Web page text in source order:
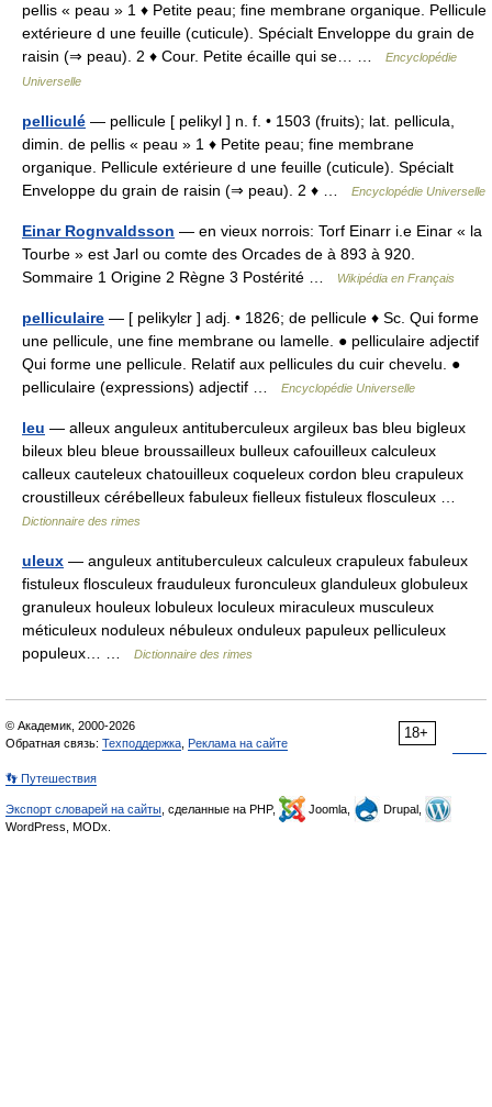
pellis « peau » 1 ♦ Petite peau; fine membrane organique. Pellicule
extérieure d une feuille (cuticule). Spécialt Enveloppe du grain de
raisin (⇒ peau). 2 ♦ Cour. Petite écaille qui se… …
Encyclopédie
Universelle
pelliculé — pellicule [ pelikyl ] n. f. • 1503 (fruits); lat. pellicula,
dimin. de pellis « peau » 1 ♦ Petite peau; fine membrane
organique. Pellicule extérieure d une feuille (cuticule). Spécialt
Enveloppe du grain de raisin (⇒ peau). 2 ♦ …
Encyclopédie Universelle
Einar Rognvaldsson — en vieux norrois: Torf Einarr i.e Einar « la
Tourbe » est Jarl ou comte des Orcades de à 893 à 920.
Sommaire 1 Origine 2 Règne 3 Postérité …
Wikipédia en Français
pelliculaire — [ pelikylɛr ] adj. • 1826; de pellicule ♦ Sc. Qui forme
une pellicule, une fine membrane ou lamelle. ● pelliculaire adjectif
Qui forme une pellicule. Relatif aux pellicules du cuir chevelu. ●
pelliculaire (expressions) adjectif …
Encyclopédie Universelle
leu — alleux anguleux antituberculeux argileux bas bleu bigleux
bileux bleu bleue broussailleux bulleux cafouilleux calculeux
calleux cauteleux chatouilleux coqueleux cordon bleu crapuleux
croustilleux cérébelleux fabuleux fielleux fistuleux flosculeux …
Dictionnaire des rimes
uleux — anguleux antituberculeux calculeux crapuleux fabuleux
fistuleux flosculeux frauduleux furonculeux glanduleux globuleux
granuleux houleux lobuleux loculeux miraculeux musculeux
méticuleux noduleux nébuleux onduleux papuleux pelliculeux
populeux… …
Dictionnaire des rimes
18+
© Академик, 2000-2026
Обратная связь: Техподдержка Реклама на сайте
👣 Путешествия
Экспорт словарей на сайты , сделанные на PHP, Joomla,
Drupal,
WordPress, MODx.